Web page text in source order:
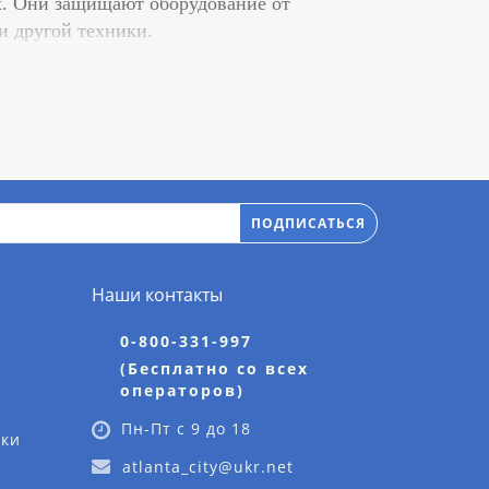
другой техники.
изменении температуры.
нагрузок.
к трубопроводу.
для усиления конструкции.
ПОДПИСАТЬСЯ
Наши контакты
0-800-331-997
(Бесплатно со всех
операторов)
Пн-Пт с 9 до 18
atlanta_city@ukr.net